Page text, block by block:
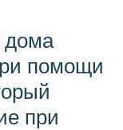
дома
помощи
при